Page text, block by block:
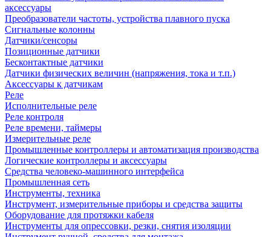
аксессуары
Преобразователи частоты, устройства плавного пуска
Сигнальные колонны
Датчики/сенсоры
Позиционные датчики
Бесконтактные датчики
Датчики физических величин (напряжения, тока и т.п.)
Аксессуары к датчикам
Реле
Исполнительные реле
Реле контроля
Реле времени, таймеры
Измерительные реле
Промышленные контроллеры и автоматизация производства
Логические контроллеры и аксессуары
Средства человеко-машинного интерфейса
Промышленная сеть
Инструменты, техника
Инструмент, измерительные приборы и средства защиты
Оборудование для протяжки кабеля
Инструменты для опрессовки, резки, снятия изоляции